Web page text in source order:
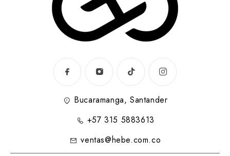
Bucaramanga, Santander
+57 315 5883613
ventas@hebe.com.co